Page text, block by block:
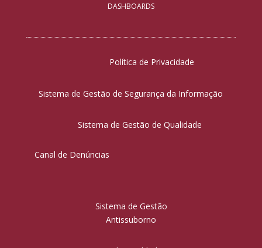
DASHBOARDS
Política de Privacidade
Sistema de Gestão de Segurança da Informação
Sistema de Gestão de Qualidade
Canal de Denúncias
Sistema de Gestão
Antissuborno